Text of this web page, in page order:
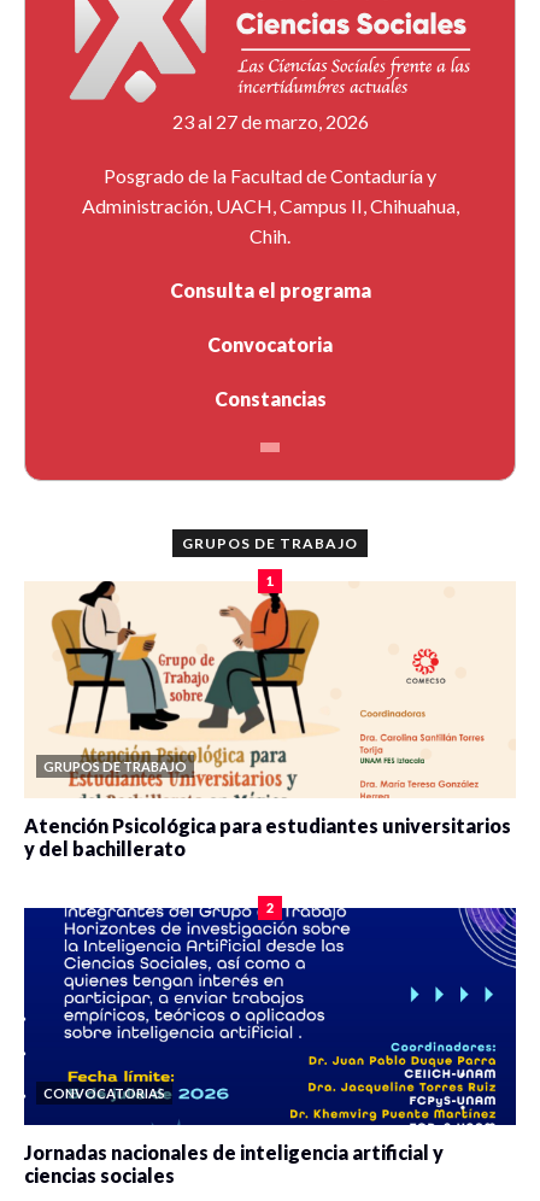
23 al 27 de marzo, 2026
Posgrado de la Facultad de Contaduría y
Administración, UACH, Campus II, Chihuahua,
Chih.
Consulta el programa
Convocatoria
Constancias
GRUPOS DE TRABAJO
1
GRUPOS DE TRABAJO
Atención Psicológica para estudiantes universitarios
y del bachillerato
2
CONVOCATORIAS
Jornadas nacionales de inteligencia artificial y
ciencias sociales